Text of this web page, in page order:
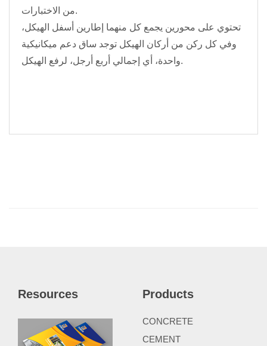
من الاختبارات.
تحتوي على محورين يجمع كل منهما إطارين أسفل الهيكل،
وفي كل ركن من أركان الهيكل توجد ساق دعم ميكانيكية
واحدة، أي إجمالي أربع أرجل، لرفع الهيكل.
Resources Products
CONCRETE
CEMENT